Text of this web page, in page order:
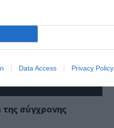
Data Access Privacy Policy
σύγχρονης